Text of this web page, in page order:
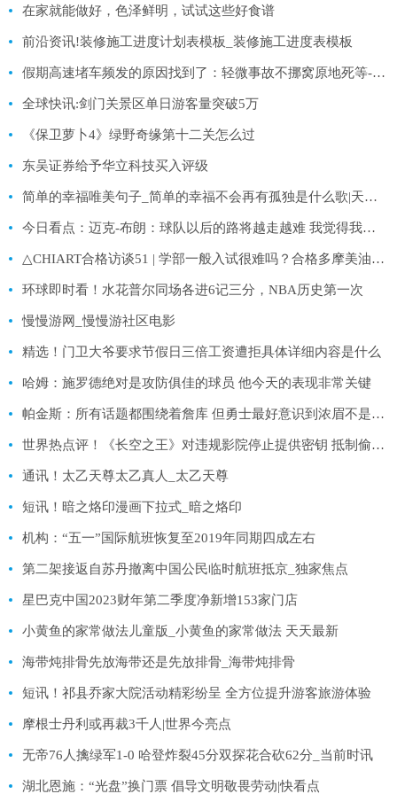
在家就能做好，色泽鲜明，试试这些好食谱
前沿资讯!装修施工进度计划表模板_装修施工进度表模板
假期高速堵车频发的原因找到了：轻微事故不挪窝原地死等-最新
全球快讯:剑门关景区单日游客量突破5万
《保卫萝卜4》绿野奇缘第十二关怎么过
东吴证券给予华立科技买入评级
简单的幸福唯美句子_简单的幸福不会再有孤独是什么歌|天天讯息
今日看点：迈克-布朗：球队以后的路将越走越难 我觉得我们的阵容会克服困境
△CHIART合格访谈51 | 学部一般入试很难吗？合格多摩美油画的“大神”告诉你答案！
环球即时看！水花普尔同场各进6记三分，NBA历史第一次
慢慢游网_慢慢游社区电影
精选！门卫大爷要求节假日三倍工资遭拒具体详细内容是什么
哈姆：施罗德绝对是攻防俱佳的球员 他今天的表现非常关键
帕金斯：所有话题都围绕着詹库 但勇士最好意识到浓眉不是小萨
世界热点评！《长空之王》对违规影院停止提供密钥 抵制偷漏瞒报票房行为
通讯！太乙天尊太乙真人_太乙天尊
短讯！暗之烙印漫画下拉式_暗之烙印
机构：“五一”国际航班恢复至2019年同期四成左右
第二架接返自苏丹撤离中国公民临时航班抵京_独家焦点
星巴克中国2023财年第二季度净新增153家门店
小黄鱼的家常做法儿童版_小黄鱼的家常做法 天天最新
海带炖排骨先放海带还是先放排骨_海带炖排骨
短讯！祁县乔家大院活动精彩纷呈 全方位提升游客旅游体验
摩根士丹利或再裁3千人|世界今亮点
无帝76人擒绿军1-0 哈登炸裂45分双探花合砍62分_当前时讯
湖北恩施：“光盘”换门票 倡导文明敬畏劳动|快看点